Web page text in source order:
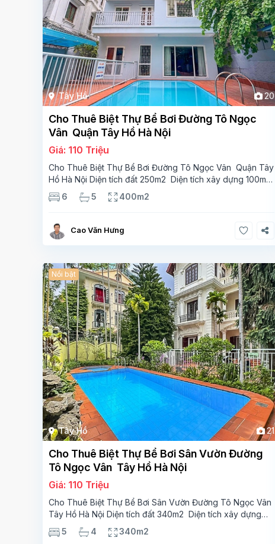
Tây Hồ 20
Cho Thuê Biệt Thự Bể Bơi Đường Tô Ngọc
Vân Quận Tây Hồ Hà Nội
Giá: 110 Triệu
Cho Thuê Biệt Thự Bể Bơi Đường Tô Ngọc Vân Quận Tây
Hồ Hà Nội Diện tích đất 250m2 Diện tích xây dựng 100m2
Xây 4 tầng, 6 phòng ngủ 5 phòng tắm Tầng 1, , phòng
khách , phòng bếp-1wc Tầng 2, 2 phòng
6 5 400m2
Cao Văn Hưng
Tây Hồ 21
Nổi bật
Cho Thuê Biệt Thự Bể Bơi Sân Vườn Đường
Tô Ngọc Vân Tây Hồ Hà Nội
Giá: 110 Triệu
Cho Thuê Biệt Thự Bể Bơi Sân Vườn Đường Tô Ngọc Vân
Tây Hồ Hà Nội Diện tích đất 340m2 Diện tích xây dựng
110m2 Xây 3 tầng, 5 phòng ngủ 4 phòng tắm Tầng 1, ,
phòng khách , phòng bếp-1wc Tầng 2, 3
5 4 340m2